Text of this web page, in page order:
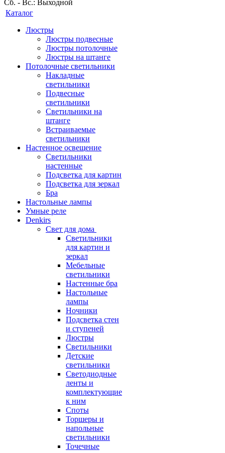
Сб. - Вс.: Выходной
Каталог
Люстры
Люстры подвесные
Люстры потолочные
Люстры на штанге
Потолочные светильники
Накладные
светильники
Подвесные
светильники
Светильники на
штанге
Встраиваемые
светильники
Настенное освещение
Светильники
настенные
Подсветка для картин
Подсветка для зеркал
Бра
Настольные лампы
Умные реле
Denkirs
Свет для дома
Светильники
для картин и
зеркал
Мебельные
светильники
Настенные бра
Настольные
лампы
Ночники
Подсветка стен
и ступеней
Люстры
Светильники
Детские
светильники
Светодиодные
ленты и
комплектующие
к ним
Споты
Торшеры и
напольные
светильники
Точечные